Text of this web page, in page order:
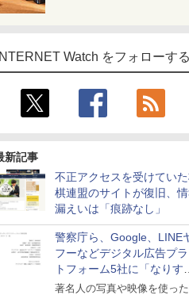
INTERNET Watch をフォローする
新記事
不正アクセスを受けてい
棋連盟のサイトが復旧、
漏えいは「痕跡なし」
警察庁ら、Google、LINE
フーなどデジタル広告プラ
トフォーム5社に「なりすま
し詐欺広告」対策強化を
著名人の写真や映像を使っ